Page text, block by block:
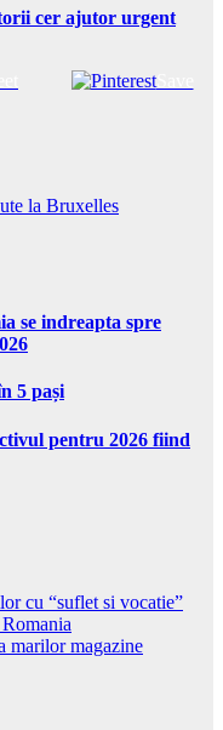
cer ajutor urgent
Save
la Bruxelles
se indreapta spre
5 pași
pentru 2026 fiind
cu “suflet si vocatie”
marilor magazine